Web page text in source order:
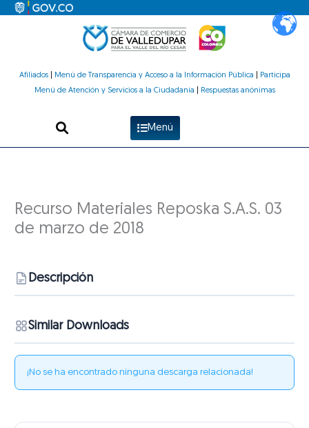
Afiliados| Menú de Transparencia y Acceso a la Información Pública
Participa
Menú de Atención y Servicios a la Ciudadanía
Respuestas anónimas
Menú
Recurso Materiales Reposka S.A.S. 03
de marzo de 2018
Descripción
Similar Downloads
¡No se ha encontrado ninguna descarga relacionada!